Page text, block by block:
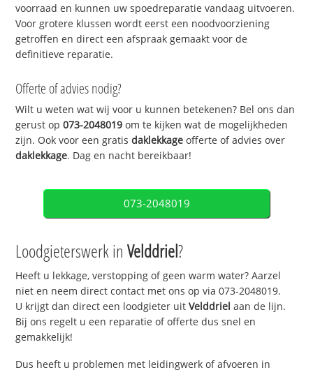
voorraad en kunnen uw spoedreparatie vandaag uitvoeren.
Voor grotere klussen wordt eerst een noodvoorziening
getroffen en direct een afspraak gemaakt voor de
definitieve reparatie.
Offerte of advies nodig?
Wilt u weten wat wij voor u kunnen betekenen? Bel ons dan
gerust op073-2048019 om te kijken wat de mogelijkheden
zijn. Ook voor een gratisdaklekkage offerte of advies over
daklekkage. Dag en nacht bereikbaar!
073-2048019
Loodgieterswerk inVelddriel?
Heeft u lekkage, verstopping of geen warm water? Aarzel
niet en neem direct contact met ons op via 073-2048019.
U krijgt dan direct een loodgieter uitVelddriel aan de lijn.
Bij ons regelt u een reparatie of offerte dus snel en
gemakkelijk!
Dus heeft u problemen met leidingwerk of afvoeren in